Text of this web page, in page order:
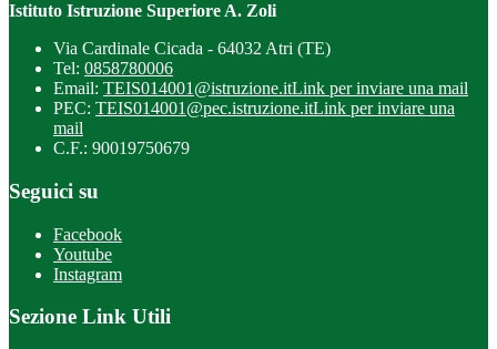
Istituto Istruzione Superiore A. Zoli
Via Cardinale Cicada - 64032 Atri (TE)
Tel: 0858780006
Email: TEIS014001@istruzione.itLink per inviare una mail
PEC: TEIS014001@pec.istruzione.itLink per inviare una
mail
C.F.: 90019750679
Seguici su
Facebook
Youtube
Instagram
Sezione Link Utili